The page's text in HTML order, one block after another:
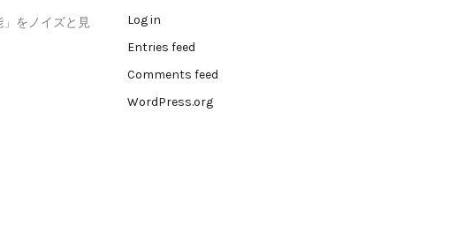
をノイズと見
Log in
Entries feed
Comments feed
WordPress.org